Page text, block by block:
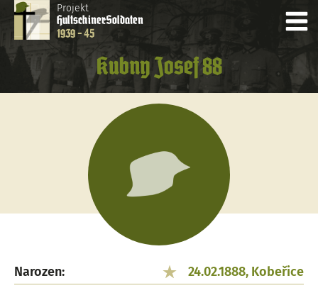
Projekt
HultschinerSoldaten
1939 - 45
Kubny Josef 88
Narozen:
24.02.1888, Kobeřice